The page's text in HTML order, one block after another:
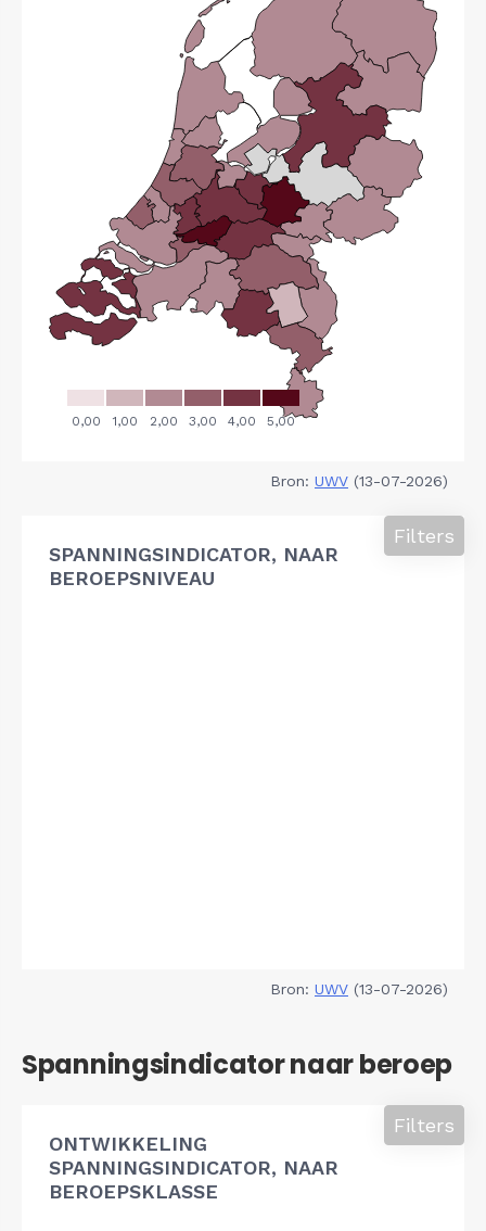
Bron: UWV (13-07-2026)
SPANNINGSINDICATOR, NAAR
BEROEPSNIVEAU
Filters
Bron: UWV (13-07-2026)
Spanningsindicator naar beroep
ONTWIKKELING
SPANNINGSINDICATOR, NAAR
BEROEPSKLASSE
Filters